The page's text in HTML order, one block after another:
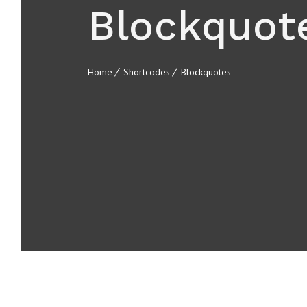
Home Shortcodes Blockquotes